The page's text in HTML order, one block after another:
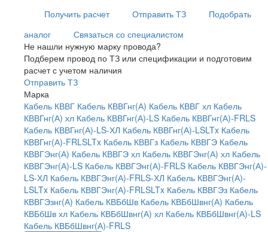
Получить расчет
Отправить ТЗ
Подобрать
аналог
Связаться со специалистом
Не нашли нужную марку провода?
Подберем провод по ТЗ или спецификации и подготовим
расчет с учетом наличия
Отправить ТЗ
Марка
Кабель КВВГ Кабель КВВГнг(А) Кабель КВВГ хл Кабель
КВВГнг(А) хл Кабель КВВГнг(А)-LS Кабель КВВГнг(А)-FRLS
Кабель КВВГнг(А)-LS-ХЛ Кабель КВВГнг(А)-LSLTx Кабель
КВВГнг(А)-FRLSLTx Кабель КВВГз Кабель КВВГЭ Кабель
КВВГЭнг(А) Кабель КВВГЭ хл Кабель КВВГЭнг(А) хл Кабель
КВВГЭнг(А)-LS Кабель КВВГЭнг(А)-FRLS Кабель КВВГЭнг(А)-
LS-ХЛ Кабель КВВГЭнг(А)-FRLS-ХЛ Кабель КВВГЭнг(А)-
LSLTx Кабель КВВГЭнг(А)-FRLSLTx Кабель КВВГЭз Кабель
КВВГЭзнг(А) Кабель КВБбШв Кабель КВБбШвнг(А) Кабель
КВБбШв хл Кабель КВБбШвнг(А) хл Кабель КВБбШвнг(А)-LS
Кабель КВБбШвнг(А)-FRLS